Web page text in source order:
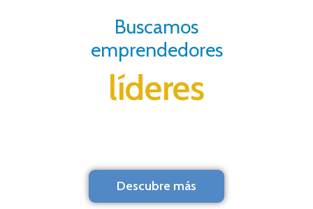
Buscamos
emprendedores
líderes
Descubre más